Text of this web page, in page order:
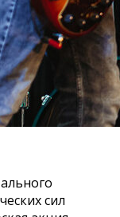
сил